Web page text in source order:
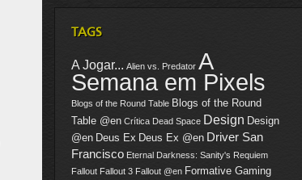
TAGS
A Jogar... Alien vs. Predator A
Semana em Pixels
Blogs of the Round Table Blogs of the Round
Table @en Crítica Dead Space Design Design
@en Deus Ex Deus Ex @en Driver San
Francisco Eternal Darkness: Sanity's Requiem
Fallout Fallout 3 Fallout @en Formative Gaming